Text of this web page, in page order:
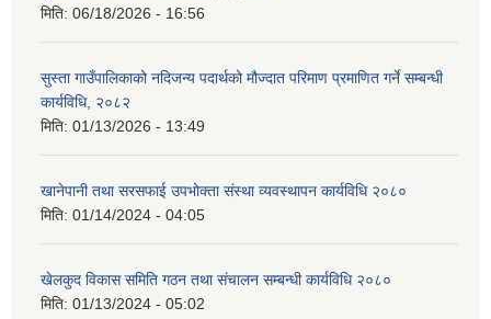
मिति: 06/18/2026 - 16:56
सुस्ता गाउँपालिकाको नदिजन्य पदार्थको मौज्दात परिमाण प्रमाणित गर्ने सम्बन्धी
कार्यविधि, २०८२
मिति: 01/13/2026 - 13:49
खानेपानी तथा सरसफाई उपभोक्ता संस्था व्यवस्थापन कार्यविधि २०८०
मिति: 01/14/2024 - 04:05
खेलकुद विकास समिति गठन तथा संचालन सम्बन्धी कार्यविधि २०८०
मिति: 01/13/2024 - 05:02